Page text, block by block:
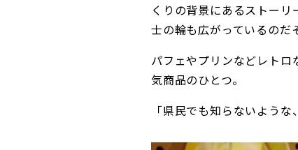
くりの背景にあるストー
士の輪も広がっているのだ
パフェやプリンなどレト
気商品のひとつ。
「県民でも知らないよう